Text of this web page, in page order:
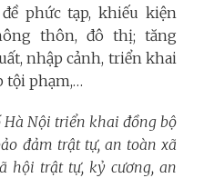
phức tạp, khiếu kiện
thôn, đô thị; tăng
nhập cảnh, triển khai
tội phạm,…
Hà Nội triển khai đồng bộ
đảm trật tự, an toàn xã
hội trật tự, kỷ cương, an